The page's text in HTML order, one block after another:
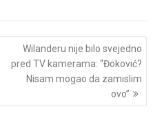
Wilanderu nije bilo svejedno
pred TV kamerama: “Đoković?
Nisam mogao da zamislim
ovo”